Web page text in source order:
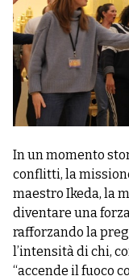
In un momento
conflitti, la
maestro Ikeda, la
diventare una
rafforzando la
l’intensità di chi,
“accende il fuoco